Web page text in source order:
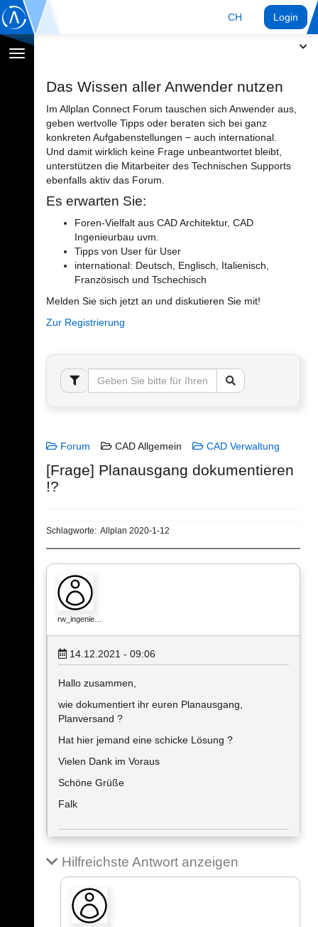
CH Login
Navigation
Das Wissen aller Anwender nutzen
Im Allplan Connect Forum tauschen sich Anwender aus,
geben wertvolle Tipps oder beraten sich bei ganz
konkreten Aufgabenstellungen − auch international.
Und damit wirklich keine Frage unbeantwortet bleibt,
unterstützen die Mitarbeiter des Technischen Supports
ebenfalls aktiv das Forum.
Es erwarten Sie:
Foren-Vielfalt aus CAD Architektur, CAD
Ingenieurbau uvm.
Tipps von User für User
international: Deutsch, Englisch, Italienisch,
Französisch und Tschechisch
Melden Sie sich jetzt an und diskutieren Sie mit!
Zur Registrierung
Forum CAD Allgemein CAD Verwaltung
[Frage] Planausgang dokumentieren
!?
Schlagworte: Allplan 2020-1-12
rw_ingenie…
14.12.2021 - 09:06
Hallo zusammen,
wie dokumentiert ihr euren Planausgang,
Planversand ?
Hat hier jemand eine schicke Lösung ?
Vielen Dank im Voraus
Schöne Grüße
Falk
Hilfreichste Antwort anzeigen